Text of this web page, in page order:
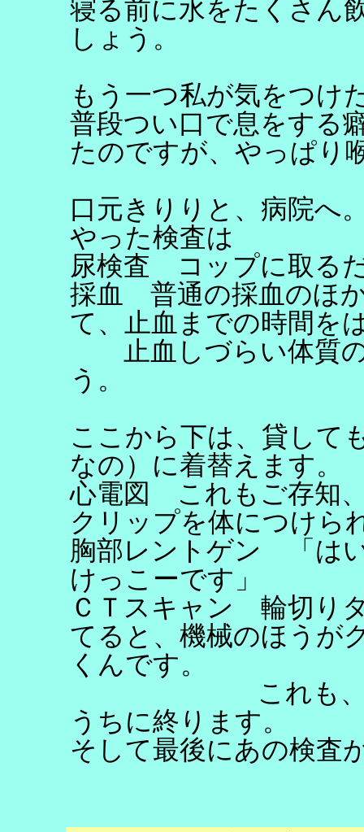
寝る前に水をたくさん
しょう。
もう一つ私が気をつけ
普段つい口で息をする
たのですが、やっぱり
口元きりりと、病院へ
やった検査は
尿検査 コップに取る
採血 普通の採血のほ
て、止血までの時間を
止血しづらい体質の
う。
ここから下は、貸して
なの）に着替えます。
心電図 これもご存知
クリップを体につけら
胸部レントゲン 「は
けっこーです」
ＣＴスキャン 輪切り
てると、機械のほうが
くんです。
これも、息を吸
うちに終ります。
そして最後にあの検査